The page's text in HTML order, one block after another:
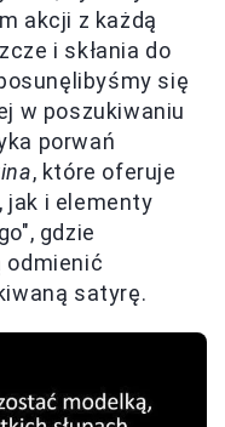
akcji z każdą
i skłania do
się
w poszukiwaniu
porwań
, które oferuje
jak i elementy
gdzie
odmienić
satyrę.